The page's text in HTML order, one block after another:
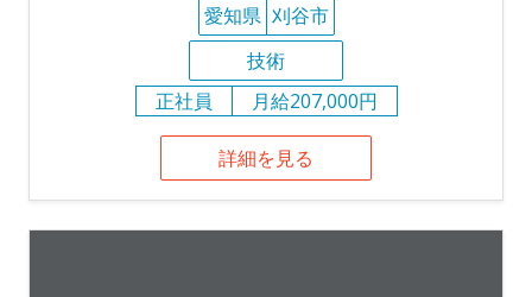
愛知県 刈谷市
技術
正社員
月給207,000円
詳細を見る